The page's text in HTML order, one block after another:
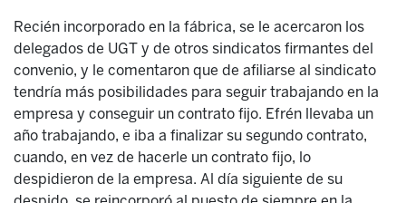
Recién incorporado en la fábrica, se le acercaron los
delegados de UGT y de otros sindicatos firmantes del
convenio, y le comentaron que de afiliarse al sindicato
tendría más posibilidades para seguir trabajando en la
empresa y conseguir un contrato fijo. Efrén llevaba un
año trabajando, e iba a finalizar su segundo contrato,
cuando, en vez de hacerle un contrato fijo, lo
despidieron de la empresa. Al día siguiente de su